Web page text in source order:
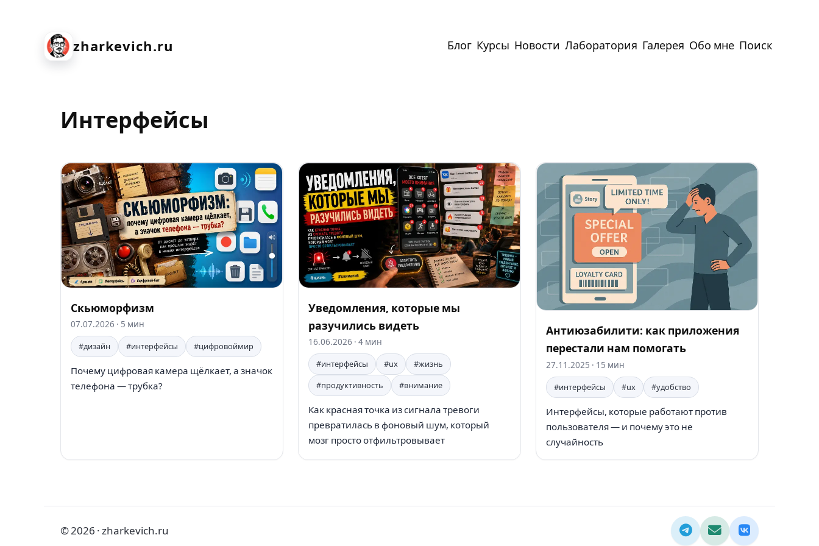
zharkevich.ru Блог Курсы Новости Лаборатория Галерея Обо мне Поиск
Интерфейсы
Скьюморфизм
07.07.2026 · 5 мин
#дизайн
#интерфейсы #цифровоймир
Почему цифровая камера щёлкает, а значок
телефона — трубка?
Уведомления, которые мы
разучились видеть
16.06.2026 · 4 мин
#интерфейсы
#ux
#жизнь
#продуктивность
#внимание
Как красная точка из сигнала тревоги
превратилась в фоновый шум, который
мозг просто отфильтровывает
Антиюзабилити: как приложения
перестали нам помогать
27.11.2025 · 15 мин
#интерфейсы
#ux #удобство
Интерфейсы, которые работают против
пользователя — и почему это не
случайность
© 2026 · zharkevich.ru
Telegram
EmailВКонтакте